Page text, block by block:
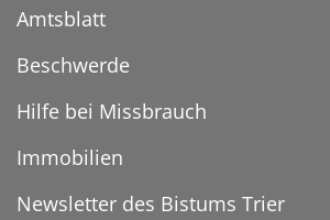
Amtsblatt
Beschwerde
Hilfe bei Missbrauch
Immobilien
Newsletter des Bistums Trier